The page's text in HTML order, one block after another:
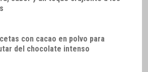
con cacao en polvo para
del chocolate intenso